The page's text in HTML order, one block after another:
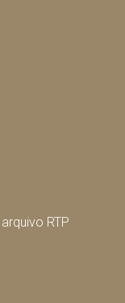
RTP